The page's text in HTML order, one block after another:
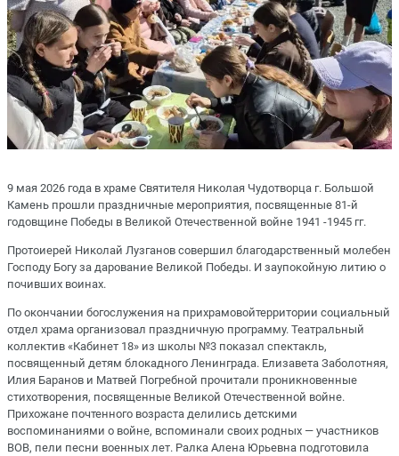
9 мая 2026 года в храме Святителя Николая Чудотворца г. Большой
Камень прошли праздничные мероприятия, посвященные 81-й
годовщине Победы в Великой Отечественной войне 1941 -1945 гг.
Протоиерей Николай Лузганов совершил благодарственный молебен
Господу Богу за дарование Великой Победы. И заупокойную литию о
почивших воинах.
По окончании богослужения на прихрамовойтерритории социальный
отдел храма организовал праздничную программу. Театральный
коллектив «Кабинет 18» из школы №3 показал спектакль,
посвященный детям блокадного Ленинграда. Елизавета Заболотняя,
Илия Баранов и Матвей Погребной прочитали проникновенные
стихотворения, посвященные Великой Отечественной войне.
Прихожане почтенного возраста делились детскими
воспоминаниями о войне, вспоминали своих родных — участников
ВОВ, пели песни военных лет. Ралка Алена Юрьевна подготовила